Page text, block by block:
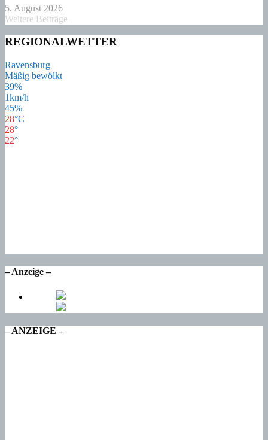
5. August 2026
Weitere Beiträge
REGIONALWETTER
Ravensburg
Mäßig bewölkt
39%
1km/h
45%
28°C
28°
22°
– Anzeige –
– ANZEIGE –